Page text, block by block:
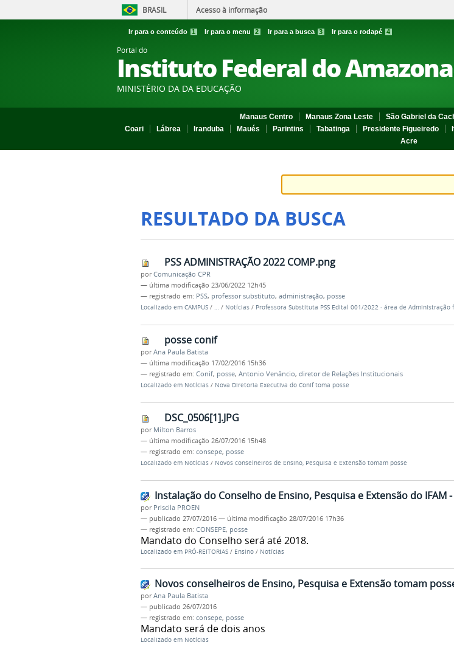
BRASIL Acesso à informação
Ir para o conteúdo 1 Ir para o menu 2 Ir para a busca 3 Ir para o rodapé 4
Portal do
Instituto Federal do
MINISTÉRIO DA DA EDUCAÇÃO
Manaus Centro Manaus Zona Leste São Gabriel da
Coari
Lábrea Iranduba Maués Parintins Tabatinga Presidente Figueiredo
Acre
RESULTADO DA BUSCA
PSS ADMINISTRAÇÃO 2022 COMP.png
porComunicação CPR
— última modificação 23/06/2022 12h45
— registrado em: PSS, professor substituto, administração, posse
Localizado em CAMPUS / … / Notícias / Professora Substituta PSS Edital 001/2022 - área de Administração
posse conif
porAna Paula Batista
— última modificação 17/02/2016 15h36
— registrado em: Conif, posse, Antonio Venâncio, diretor de Relações Institucionais
Localizado em Notícias / Nova Diretoria Executiva do Conif toma posse
DSC_0506[1].JPG
por Milton Barros
— última modificação 26/07/2016 15h48
— registrado em: consepe, posse
Localizado em Notícias / Novos conselheiros de Ensino, Pesquisa e Extensão tomam posse
Instalação do Conselho de Ensino, Pesquisa e Extensão do IFAM -
por Priscila PROEN
— publicado 27/07/2016 — última modificação 28/07/2016 17h36
— registrado em: CONSEPE, posse
Mandato do Conselho será até 2018.
Localizado em PRÓ-REITORIAS / Ensino / Notícias
Novos conselheiros de Ensino, Pesquisa e Extensão tomam
porAna Paula Batista
— publicado 26/07/2016
— registrado em: consepe, posse
Mandato será de dois anos
Localizado em Notícias